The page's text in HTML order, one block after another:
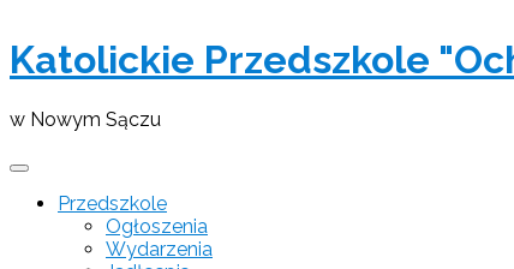
Katolickie Przedszkole
w Nowym Sączu
Przedszkole
Ogłoszenia
Wydarzenia